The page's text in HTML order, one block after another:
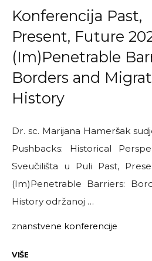
Konferencija Past,
Present, Future
(Im)Penetrable
Borders and
History
Dr. sc. Marijana Hameršak
Pushbacks: Historical
Sveučilišta u Puli Past,
(Im)Penetrable Barriers:
History održanoj …
znanstvene konferencije
VIŠE"Konferencija